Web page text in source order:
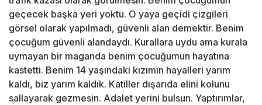
geçecek başka yeri yoktu. O yaya geçidi çizgileri
görsel olarak yapılmadı, güvenli alan demektir. Benim
çocuğum güvenli alandaydı. Kurallara uydu ama kurala
uymayan bir maganda benim çocuğumun hayatına
kastetti. Benim 14 yaşındaki kızımın hayalleri yarım
kaldı, biz yarım kaldık. Katiller dışarıda elini kolunu
sallayarak gezmesin. Adalet yerini bulsun. Yaptırımlar,